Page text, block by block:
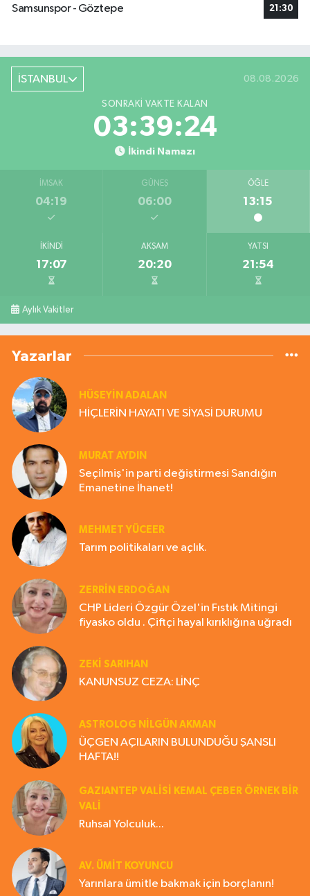
Samsunspor - Göztepe
21:30
İSTANBUL 08.08.2026
SONRAKI VAKTE KALAN
03:39:24
İkindi Namazı
İMSAK
04:19
GÜNEŞ
06:00
ÖĞLE
13:15
İKINDI
17:07
AKŞAM
20:20
YATSI
21:54
Aylık Vakitler
Yazarlar
HÜSEYIN ADALAN
HİÇLERİN HAYATI VE SİYASİ DURUMU
MURAT AYDIN
Seçilmiş'in parti değiştirmesi Sandığın
Emanetine İhanet!
MEHMET YÜCEER
Tarım politikaları ve açlık.
ZERRIN ERDOĞAN
CHP Lideri Özgür Özel'in Fıstık Mitingi
fiyasko oldu . Çiftçi hayal kırıklığına uğradı
ZEKI SARIHAN
KANUNSUZ CEZA: LİNÇ
ASTROLOG NILGÜN AKMAN
ÜÇGEN AÇILARIN BULUNDUĞU ŞANSLI
HAFTA!!
GAZIANTEP VALISI KEMAL ÇEBER ÖRNEK BİR
VALİ
Ruhsal Yolculuk...
AV. ÜMIT KOYUNCU
Yarınlara ümitle bakmak için borçlanın!